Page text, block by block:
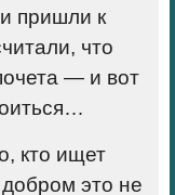
пришли к
что
— и вот
кто ищет
это не